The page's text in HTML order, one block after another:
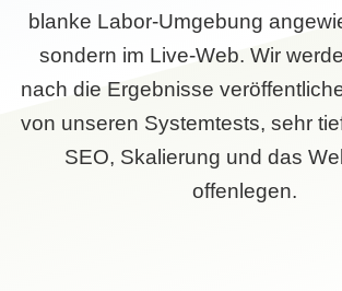
blanke Labor-Umgebung
sondern im Live-Web. Wir
nach die Ergebnisse
von unseren Systemtests, sehr
SEO, Skalierung und das
offenlegen.